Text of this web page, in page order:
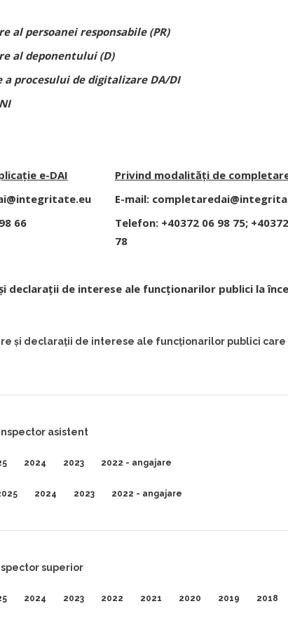
al persoanei responsabile (PR)
al deponentului (D)
a procesului de digitalizare DA/DI
e-DAI
66
Privind modalități de
E-mail:
Telefon: +40372 06 98 75;
78
declarații de interese ale funcționarilor publici la
și declarații de interese ale funcționarilor publici care
asistent
2024 2023 2022 - angajare
2024 2023 2022 - angajare
superior
2024 2023 2022 2021 2020 2019 2018